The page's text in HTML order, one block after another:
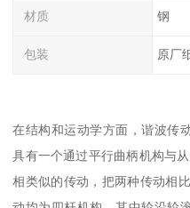
材质 钢
包装 原厂
在结构和运动学方面，谐波传
具有一个通过平行曲柄机构与
相类似的传动，把两种传动相